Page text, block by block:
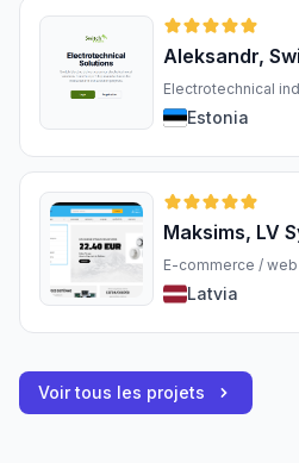
Aleksandr,
Electrotechnical
Estonia
Maksims, LV
E-commerce /
Latvia
Voir tous les projets